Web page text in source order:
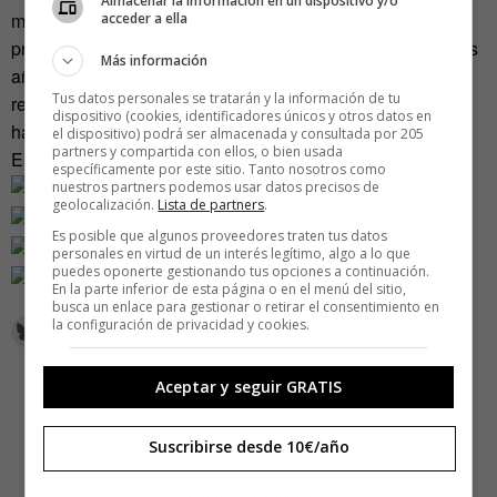
metía en el restaurante andaluz de unos japoneses y
proponía el nigiri de boquerones, pero nosotros llevábamos
años haciéndolos». Aunque internet ya ofrece algunas
recetas de sushi ibérico salteadas y algunos restaurantes
han incluido ejemplos en sus cartas, todavía no hay en
España un negocio parecido. Ni montado con tanto amor.
acceder a ella
Más información
Tus datos personales se tratarán y la información de tu
dispositivo (cookies, identificadores únicos y otros datos en
el dispositivo) podrá ser almacenada y consultada por 205
partners y compartida con ellos, o bien usada
específicamente por este sitio. Tanto nosotros como
nuestros partners podemos usar datos precisos de
geolocalización. Lista de partners.
Es posible que algunos proveedores traten tus datos
personales en virtud de un interés legítimo, algo a lo que
puedes oponerte gestionando tus opciones a continuación.
En la parte inferior de esta página o en el menú del sitio,
busca un enlace para gestionar o retirar el consentimiento en
la configuración de privacidad y cookies.
Aceptar y seguir GRATIS
Suscribirse desde 10€/año